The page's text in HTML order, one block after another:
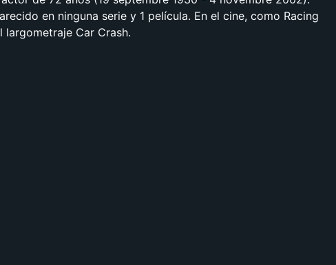
en ninguna serie y 1 película. En el cine, como Racing
Car Crash.